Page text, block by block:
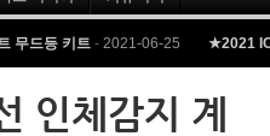
무드등 키트 - 2021-06-25 ★2021
인체감지 계